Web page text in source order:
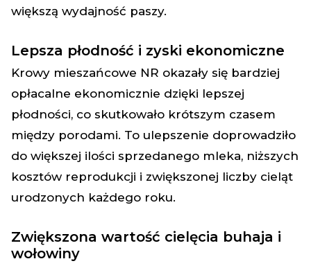
większą wydajność paszy.
Lepsza płodność i zyski ekonomiczne
Krowy mieszańcowe NR okazały się bardziej
opłacalne ekonomicznie dzięki lepszej
płodności, co skutkowało krótszym czasem
między porodami. To ulepszenie doprowadziło
do większej ilości sprzedanego mleka, niższych
kosztów reprodukcji i zwiększonej liczby cieląt
urodzonych każdego roku.
Zwiększona wartość cielęcia buhaja i
wołowiny